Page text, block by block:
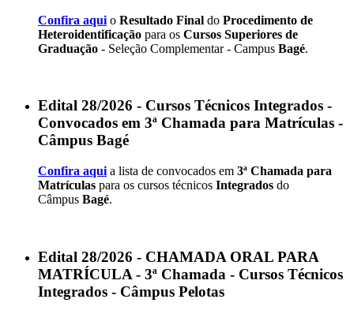
Confira aqui o Resultado Final do Procedimento de
Heteroidentificação para os Cursos Superiores de
Graduação - Seleção Complementar - Campus Bagé.
Edital 28/2026 - Cursos Técnicos Integrados -
Convocados em 3ª Chamada para Matrículas -
Câmpus Bagé
Confira aqui a lista de convocados em 3ª Chamada para
Matrículas para os cursos técnicos Integrados do
Câmpus Bagé.
Edital 28/2026 - CHAMADA ORAL PARA
MATRÍCULA - 3ª Chamada - Cursos Técnicos
Integrados - Câmpus Pelotas